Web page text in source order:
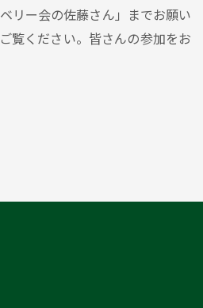
リー会の佐藤さん」までお願い
覧ください。皆さんの参加をお